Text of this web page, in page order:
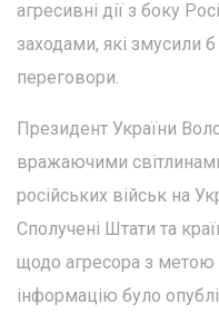
агресивні дії з боку
заходами, які змусили
переговори.
Президент України
вражаючими світлинами
російських військ на
Сполучені Штати та
щодо агресора з
інформацію було